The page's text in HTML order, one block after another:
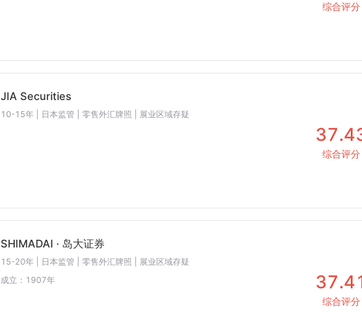
综合评分
JIA Securities
10-15年 | 日本监管 | 零售外汇牌照 | 展业区域存疑
综合评分
SHIMADAI · 岛大证券
15-20年 | 日本监管 | 零售外汇牌照 | 展业区域存疑
成立： 1907年
综合评分